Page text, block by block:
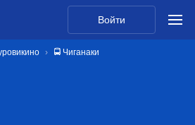
Войти
🚍 Чиганаки